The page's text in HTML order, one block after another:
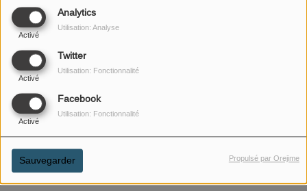
Analytics
Activé
Utilisation: Analyse
Twitter
Activé
Utilisation: Fonctionnalité
Facebook
Activé
Utilisation: Fonctionnalité
Sauvegarder Propulsé par Orejime
RENCONTRE AVEC LA RÉALISATRICE " LES
LE PRINTEMPS
VICTOIRE ET LE SECRET DES TERRES DE
MEUSE, UNE AVENTURE 100 % MEUSIENNE